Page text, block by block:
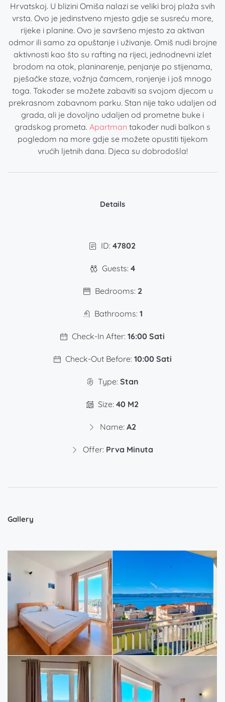
Hrvatskoj. U blizini Omiša nalazi se veliki broj plaža svih
vrsta. Ovo je jedinstveno mjesto gdje se susreću more,
rijeke i planine. Ovo je savršeno mjesto za aktivan
odmor ili samo za opuštanje i uživanje. Omiš nudi brojne
aktivnosti kao što su rafting na rijeci, jednodnevni izlet
brodom na otok, planinarenje, penjanje po stijenama,
pješačke staze, vožnja čamcem, ronjenje i još mnogo
toga. Također se možete zabaviti sa svojom djecom u
prekrasnom zabavnom parku. Stan nije tako udaljen od
grada, ali je dovoljno udaljen od prometne buke i
gradskog prometa. Apartman također nudi balkon s
pogledom na more gdje se možete opustiti tijekom
vrućih ljetnih dana. Djeca su dobrodošla!
Details
ID: 47802
Guests: 4
Bedrooms: 2
Bathrooms: 1
Check-In After: 16:00 Sati
Check-Out Before: 10:00 Sati
Type: Stan
Size: 40 M2
Name: A2
Offer: Prva Minuta
Gallery